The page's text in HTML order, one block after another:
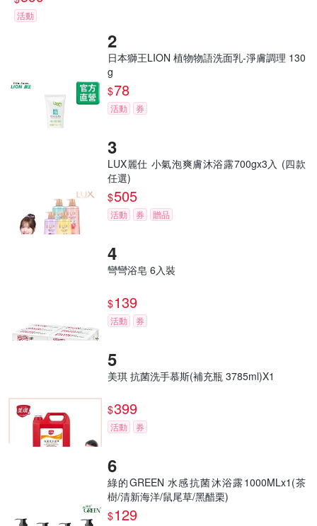
活動
日本獅王LION 植物物語洗面乳-淨膚調理 130
g
$78
活動 券
LUX麗仕 小氣泡爽膚沐浴露700gx3入 (四款
任選)
$505
活動 券 贈品
彎彎浴皂 6入裝
$139
活動 券
美琪 抗菌洗手慕斯(補充瓶 3785ml)X1
$399
活動 券
綠的GREEN 水感抗菌沐浴露1000MLx1(茶
樹/清新海洋/鼠尾草/黑醋栗)
$129